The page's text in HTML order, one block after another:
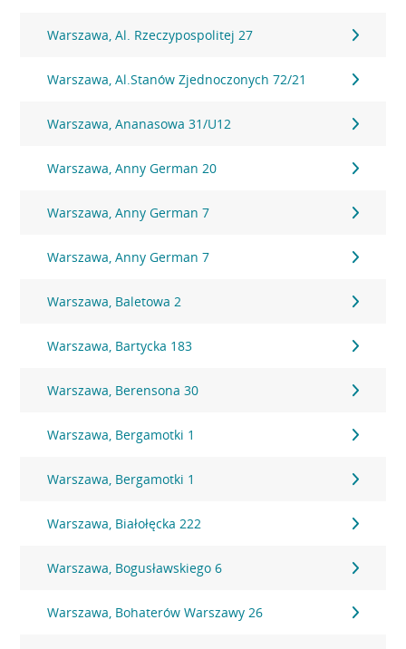
Warszawa, Al. Rzeczypospolitej 27
Warszawa, Al.Stanów Zjednoczonych 72/21
Warszawa, Ananasowa 31/U12
Warszawa, Anny German 20
Warszawa, Anny German 7
Warszawa, Anny German 7
Warszawa, Baletowa 2
Warszawa, Bartycka 183
Warszawa, Berensona 30
Warszawa, Bergamotki 1
Warszawa, Bergamotki 1
Warszawa, Białołęcka 222
Warszawa, Bogusławskiego 6
Warszawa, Bohaterów Warszawy 26